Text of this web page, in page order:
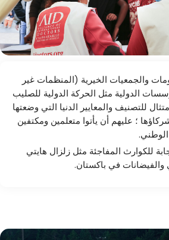
والجمعيات الخيرية (المنظمات غير
الدولية مثل الحركة الدولية للصليب
للتصنيف والمعايير الدنيا التي وضعتها
؛ عليهم أن يأتوا متعلمين ومكتفين
الوطني.
للكوارث المفاجئة مثل زلزال هايتي
في باكستان.